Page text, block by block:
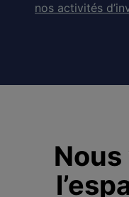
nos activités